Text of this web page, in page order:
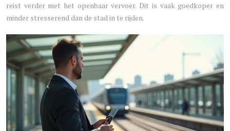
reist verder met het openbaar vervoer. Dit is vaak goedkoper en
minder stresserend dan de stad in te rijden.